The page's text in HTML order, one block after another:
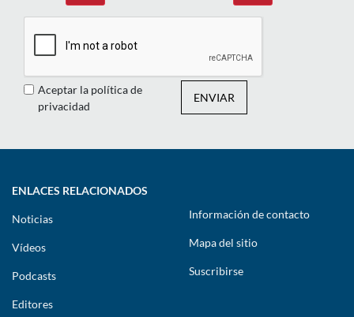
Aceptar la política de
privacidad
ENVIAR
ENLACES RELACIONADOS
Noticias
Vídeos
Podcasts
Editores
Información de contacto
Mapa del sitio
Suscribirse